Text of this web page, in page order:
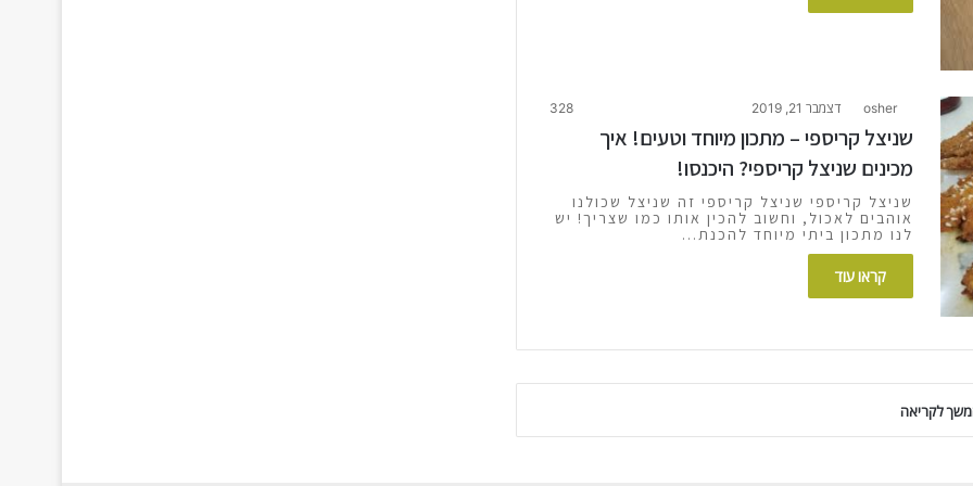
osher דצמבר 21, 2019 328
שניצל קריספי – מתכון מיוחד וטעים! איך
מכינים שניצל קריספי? היכנסו!
שניצל קריספי שניצל קריספי זה שניצל שכולנו
אוהבים לאכול, וחשוב להכין אותו כמו שצריך! יש
לנו מתכון ביתי מיוחד להכנת…
קראו עוד
לקריאה